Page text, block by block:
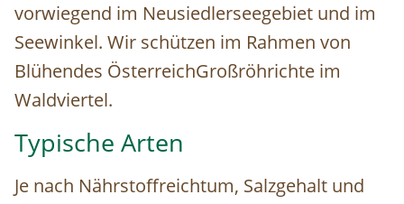
vorwiegend im Neusiedlerseegebiet und im
Seewinkel. Wir schützen im Rahmen von
Blühendes ÖsterreichGroßröhrichte im
Waldviertel.
Typische Arten
Je nach Nährstoffreichtum, Salzgehalt und